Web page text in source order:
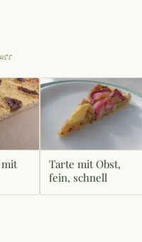
mit
Tarte mit Obst,
fein, schnell